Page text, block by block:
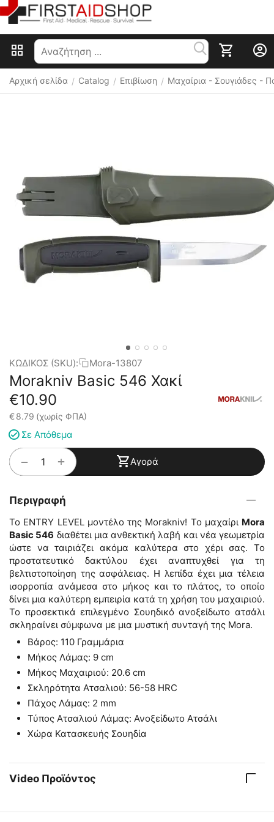
Αρχική σελίδα / Catalog / Επιβίωση / Μαχαίρια - Σουγιάδες -
ΚΩΔΙΚΟΣ (SKU): Mora-13807
Morakniv Basic 546 Χακί
€10.90
€8.79 (χωρίς ΦΠΑ)
Σε Απόθεμα
+
− Αγορά
Περιγραφή
Το ENTRY LEVEL μοντέλο της Morakniv! To μαχαίρι Mora
Basic 546 διαθέτει μια ανθεκτική λαβή και νέα γεωμετρία
ώστε να ταιριάζει ακόμα καλύτερα στο χέρι σας. Το
προστατευτικό δακτύλου έχει αναπτυχθεί για τη
βελτιστοποίηση της ασφάλειας. Η λεπίδα έχει μια τέλεια
ισορροπία ανάμεσα στο μήκος και το πλάτος, το οποίο
δίνει μια καλύτερη εμπειρία κατά τη χρήση του μαχαιριού.
Το προσεκτικά επιλεγμένο Σουηδικό ανοξείδωτο ατσάλι
σκληραίνει σύμφωνα με μια μυστική συνταγή της Mora.
Βάρος: 110 Γραμμάρια
Μήκος Λάμας: 9 cm
Μήκος Μαχαιριού: 20.6 cm
Σκληρότητα Ατσαλιού: 56-58 HRC
Πάχος Λάμας: 2 mm
Τύπος Ατσαλιού Λάμας: Ανοξείδωτο Ατσάλι
Χώρα Κατασκευής Σουηδία
Video Προϊόντος